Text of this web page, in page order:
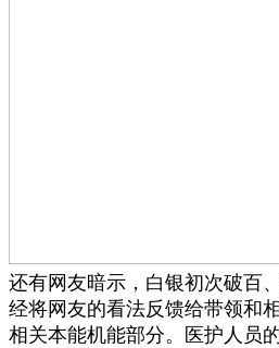
还有网友暗示，白银初次破百
经将网友的看法反馈给带领和
相关本能机能部分。医护人员